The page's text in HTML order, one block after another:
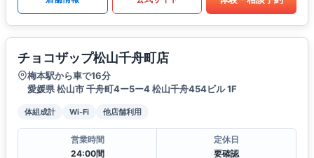
チョコザップ松山千舟町店
梅本駅から車で16分
愛媛県 松山市 千舟町4ー5ー4 松山千舟454ビル 1F
体組成計 Wi-Fi 他店舗利用
営業時間
24:00間
定休日
要確認